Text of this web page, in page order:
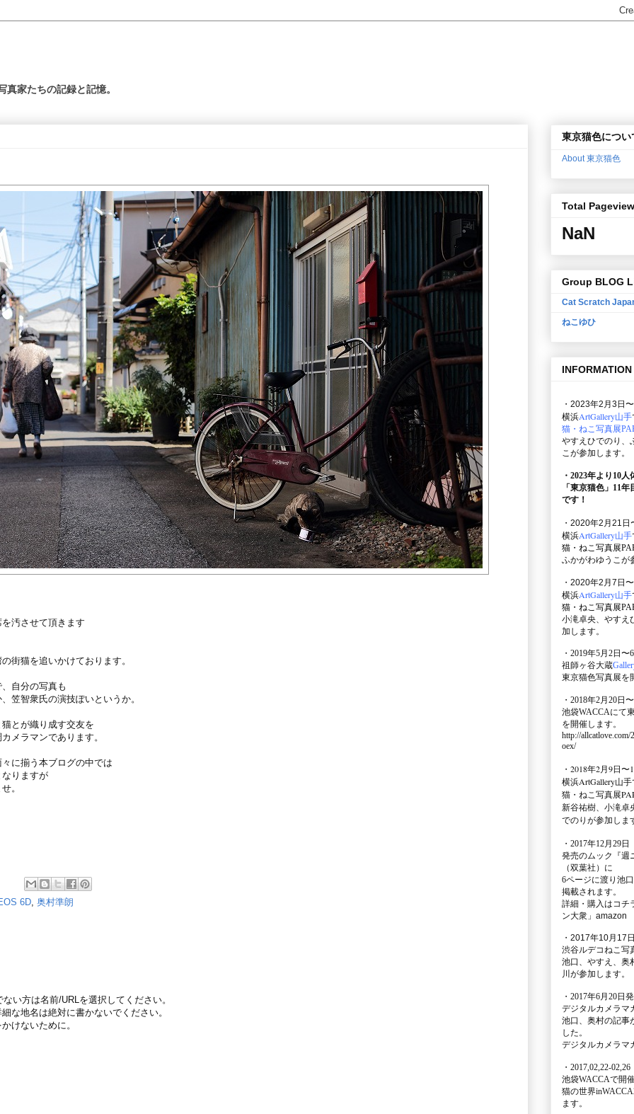
家たちの記録と記憶。
汚させて頂きます
街猫を追いかけております。
自分の写真も
笠智衆氏の演技ぽいというか。
とが織り成す交友を
メラマンであります。
に揃う本ブログの中では
りますが
。
6D, 奥村準朗
い方は名前/URLを選択してください。
な地名は絶対に書かないでください。
けないために。
東京猫色につい
About 東京猫色
Total
NaN
Group BLOG
Cat Scratch
ねこゆひ
INFORMATION
・2023年2月3日
横浜ArtGallery山手
猫・ねこ写真展
やすえひでのり、
こが参加します。
・2023年より10
「東京猫色」 11年
です！
・2020年2月21日
横浜ArtGallery山手
猫・ねこ写真展
ふかがわゆうこが
・2020年2月7日
横浜ArtGallery山手
猫・ねこ写真展
小滝卓央、やすえ
加します。
・2019年5月2日〜
祖師ヶ谷大蔵
東京猫色写真展を
・2018年2月20日
池袋WACCAにて
を開催します。
http://allcatlove.com/
oex/
・2018年2月9日〜
横浜ArtGallery山手
猫・ねこ写真展
新谷祐樹、小滝卓
でのりが参加しま
・ 2017年12月29日
発売のムック
『
（双葉社）に
6ページに渡り 池
掲載されます。
詳細・購入はコ
ン大衆」amazon
・2017年10月17
渋谷ルデコねこ写
池口、やすえ、奥
川が参加します。
・2017年6月20日
デジタルカメラマ
池口、奥村の記事
した。
デジタルカメラマ
・2017,02,22-02,26
池袋WACCAで開
猫の世界
ます。